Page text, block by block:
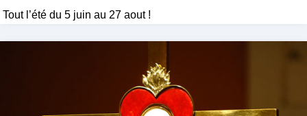
Tout l’été du 5 juin au 27 aout !